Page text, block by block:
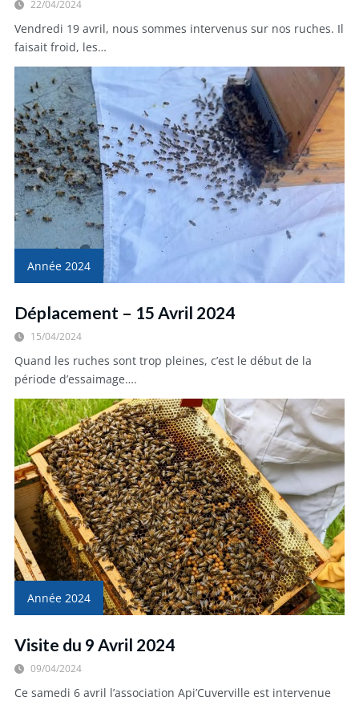
22/04/2024
Vendredi 19 avril, nous sommes intervenus sur nos ruches. Il
faisait froid, les…
Année 2024
Déplacement – 15 Avril 2024
15/04/2024
Quand les ruches sont trop pleines, c’est le début de la
période d’essaimage….
Année 2024
Visite du 9 Avril 2024
09/04/2024
Ce samedi 6 avril l’association Api’Cuverville est intervenue